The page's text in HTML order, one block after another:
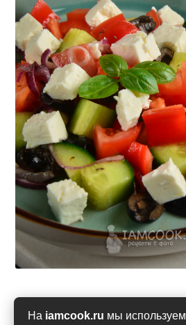
На iamcook.ru мы используем